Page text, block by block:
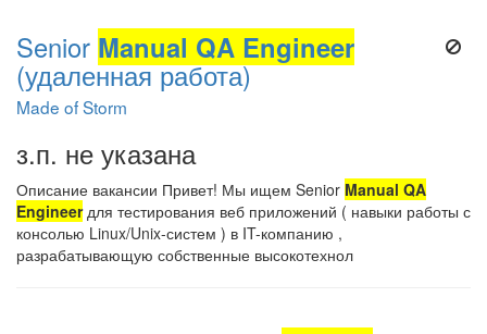
Senior Manual QA Engineer
(удаленная работа)
Made of Storm
з.п. не указана
Описание вакансии Привет! Мы ищем Senior Manual QA
Engineerдля тестирования веб приложений ( навыки работы с
консолью Linux/Unix-систем ) в IT-компанию ,
разрабатывающую собственные высокотехнол